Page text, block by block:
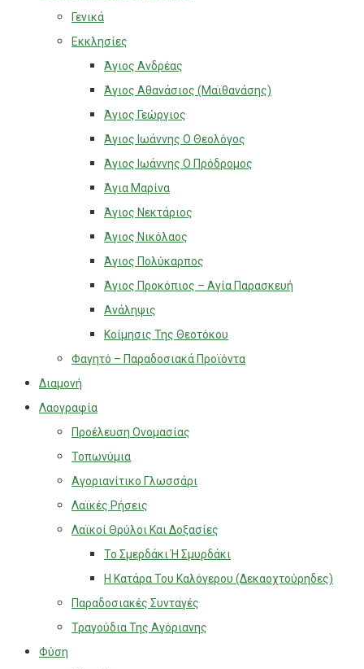
Γενικά
Εκκλησίες
Άγιος Ανδρέας
Άγιος Αθανάσιος (Μαϊθανάσης)
Άγιος Γεώργιος
Άγιος Ιωάννης Ο Θεολόγος
Άγιος Ιωάννης Ο Πρόδρομος
Άγια Μαρίνα
Άγιος Νεκτάριος
Άγιος Νικόλαος
Άγιος Πολύκαρπος
Άγιος Προκόπιος – Αγία Παρασκευή
Ανάληψις
Κοίμησις Της Θεοτόκου
Φαγητό – Παραδοσιακά Προϊόντα
Διαμονή
Λαογραφία
Προέλευση Ονομασίας
Τοπωνύμια
Αγοριανίτικο Γλωσσάρι
Λαϊκές Ρήσεις
Λαϊκοί Θρύλοι Και Δοξασίες
Το Σμερδάκι Ή Σμυρδάκι
Η Κατάρα Του Καλόγερου (Δεκαοχτούρηδες)
Παραδοσιακές Συνταγές
Τραγούδια Της Αγόριανης
Φύση